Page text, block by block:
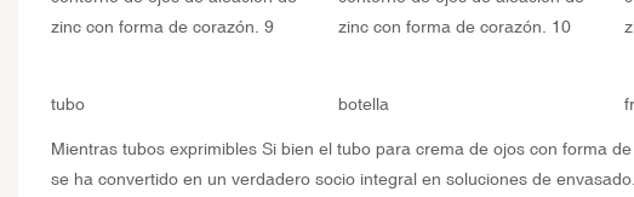
tubo botella
Mientrastubos exprimiblesSi bien el tubo para crema de ojos con forma
se ha convertido en un verdadero socio integral en soluciones de